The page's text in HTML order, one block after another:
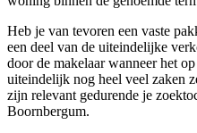
Heb je van tevoren een vaste
een deel van de uiteindelijke
door de makelaar wanneer het
uiteindelijk nog heel veel zaken
zijn relevant gedurende je
Boornbergum.